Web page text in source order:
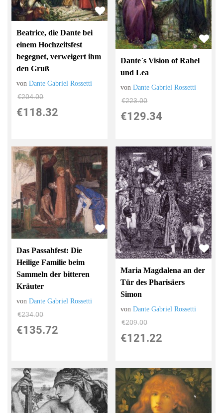
Beatrice, die Dante bei
einem Hochzeitsfest
begegnet, verweigert ihm
den Gruß
vonDante Gabriel Rossetti
€204.00
€118.32
Dante`s Vision of Rahel
und Lea
vonDante Gabriel Rossetti
€223.00
€129.34
Das Passahfest: Die
Heilige Familie beim
Sammeln der bitteren
Kräuter
vonDante Gabriel Rossetti
€234.00
€135.72
Maria Magdalena an der
Tür des Pharisäers
Simon
vonDante Gabriel Rossetti
€209.00
€121.22